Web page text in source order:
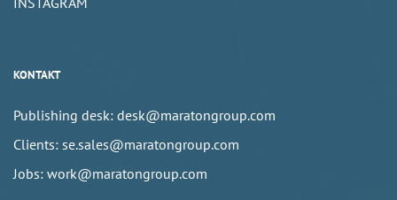
KONTAKT
Publishing desk: desk@maratongroup.com
Clients: se.sales@maratongroup.com
Jobs: work@maratongroup.com